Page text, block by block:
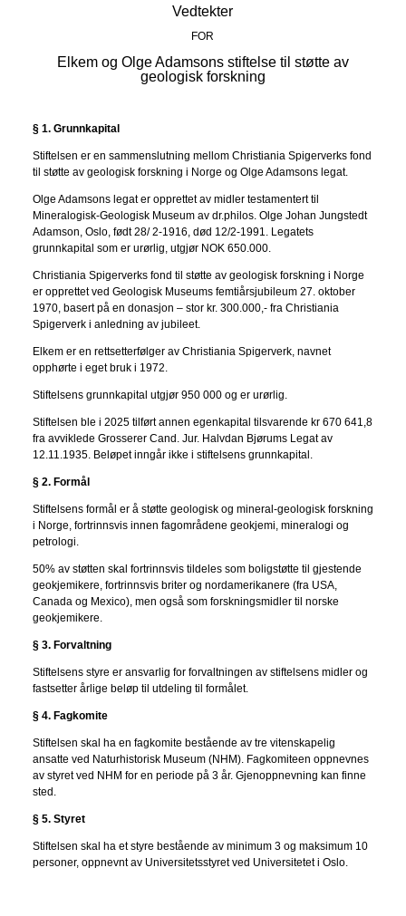
Vedtekter
FOR
Elkem og Olge Adamsons stiftelse til støtte av
geologisk forskning
§ 1. Grunnkapital
Stiftelsen er en sammenslutning mellom Christiania Spigerverks fond
til støtte av geologisk forskning i Norge og Olge Adamsons legat.
Olge Adamsons legat er opprettet av midler testamentert til
Mineralogisk-Geologisk Museum av dr.philos. Olge Johan Jungstedt
Adamson, Oslo, født 28/ 2-1916, død 12/2-1991. Legatets
grunnkapital som er urørlig, utgjør NOK 650.000.
Christiania Spigerverks fond til støtte av geologisk forskning i Norge
er opprettet ved Geologisk Museums femtiårsjubileum 27. oktober
1970, basert på en donasjon – stor kr. 300.000,- fra Christiania
Spigerverk i anledning av jubileet.
Elkem er en rettsetterfølger av Christiania Spigerverk, navnet
opphørte i eget bruk i 1972.
Stiftelsens grunnkapital utgjør 950 000 og er urørlig.
Stiftelsen ble i 2025 tilført annen egenkapital tilsvarende kr 670 641,8
fra avviklede Grosserer Cand. Jur. Halvdan Bjørums Legat av
12.11.1935. Beløpet inngår ikke i stiftelsens grunnkapital.
§ 2. Formål
Stiftelsens formål er å støtte geologisk og mineral-geologisk forskning
i Norge, fortrinnsvis innen fagområdene geokjemi, mineralogi og
petrologi.
50% av støtten skal fortrinnsvis tildeles som boligstøtte til gjestende
geokjemikere, fortrinnsvis briter og nordamerikanere (fra USA,
Canada og Mexico), men også som forskningsmidler til norske
geokjemikere.
§ 3. Forvaltning
Stiftelsens styre er ansvarlig for forvaltningen av stiftelsens midler og
fastsetter årlige beløp til utdeling til formålet.
§ 4. Fagkomite
Stiftelsen skal ha en fagkomite bestående av tre vitenskapelig
ansatte ved Naturhistorisk Museum (NHM). Fagkomiteen oppnevnes
av styret ved NHM for en periode på 3 år. Gjenoppnevning kan finne
sted.
§ 5. Styret
Stiftelsen skal ha et styre bestående av minimum 3 og maksimum 10
personer, oppnevnt av Universitetsstyret ved Universitetet i Oslo.